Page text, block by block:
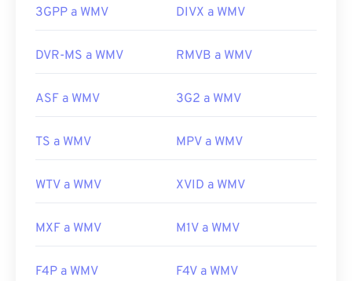
Enlaces útiles:
https://www.videohelp.com/dvd#tech
proceso de conversión puede reducir la calidad de
es una herramienta gratuita y de código abierto
Desarrollado por:
Microsoft
Enlaces útiles:
https://en.wikipedia.org/wiki/Windows_Media_Video
3GPP a WMV DIVX a WMV
DVR-MS a WMV RMVB a WMV
ASF a WMV 3G2 a WMV
TS a WMV MPV a WMV
WTV a WMV XVID a WMV
MXF a WMV M1V a WMV
F4P a WMV F4V a WMV